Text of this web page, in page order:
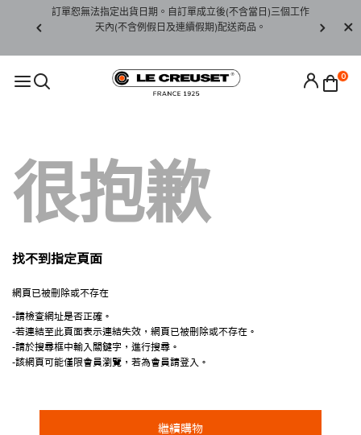
下水)，若
訂單恕無法指定出貨日期。自訂單成立後(不含當日)三個工作
天內(不含例假日及連續假期)配送商品。
請至
0
很抱歉
找不到指定頁面
網頁已被刪除或不存在
-請檢查網址是否正確。
-若連結至此頁面表示連結失效，網頁已被刪除或不存在。
-請於搜尋框中輸入關鍵字，進行搜尋。
-該網頁可能僅限會員瀏覽，若為會員請登入。
繼續購物